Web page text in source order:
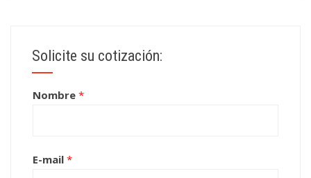
Solicite su cotización:
Nombre *
E-mail *